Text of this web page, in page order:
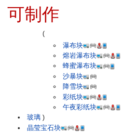
可制作
玻璃
(
瀑布块
熔岩瀑布块
蜂蜜瀑布块
沙暴块
降雪块
彩纸块
午夜彩纸块
)
晶莹宝石块